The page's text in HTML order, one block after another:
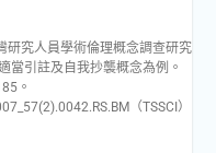
研究人員學術倫理概念調查研究
當引註及自我抄襲概念為例。
。
（TSSCI）